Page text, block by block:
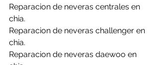
Reparacion de neveras centrales en
chia.
Reparacion de neveras challenger en
chia.
Reparacion de neveras daewoo en